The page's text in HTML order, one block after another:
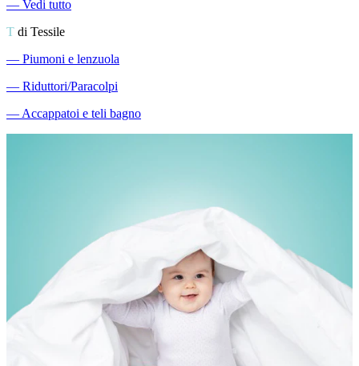
― Vedi tutto
T di Tessile
― Piumoni e lenzuola
― Riduttori/Paracolpi
―Accappatoi e teli bagno